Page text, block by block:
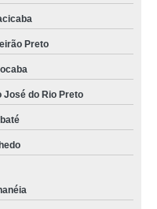
Preto
José do Rio Preto